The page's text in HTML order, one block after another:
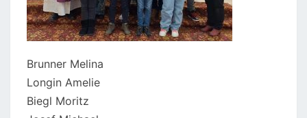
Brunner Melina
Longin Amelie
Biegl Moritz